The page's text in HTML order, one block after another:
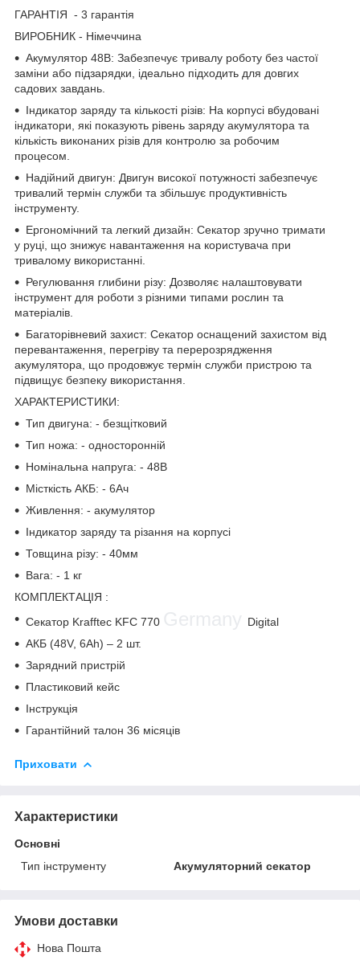
ГАРАНТІЯ - 3 гарантія
ВИРОБНИК - Німеччина
Акумулятор 48В: Забезпечує тривалу роботу без частої
заміни або підзарядки, ідеально підходить для довгих
садових завдань.
Індикатор заряду та кількості різів: На корпусі вбудовані
індикатори, які показують рівень заряду акумулятора та
кількість виконаних різів для контролю за робочим
процесом.
Надійний двигун: Двигун високої потужності забезпечує
тривалий термін служби та збільшує продуктивність
інструменту.
Ергономічний та легкий дизайн: Секатор зручно тримати
у руці, що знижує навантаження на користувача при
тривалому використанні.
Регулювання глибини різу: Дозволяє налаштовувати
інструмент для роботи з різними типами рослин та
матеріалів.
Багаторівневий захист: Секатор оснащений захистом від
перевантаження, перегріву та перерозрядження
акумулятора, що продовжує термін служби пристрою та
підвищує безпеку використання.
ХАРАКТЕРИСТИКИ:
Тип двигуна: - безщітковий
Тип ножа: - односторонній
Номінальна напруга: - 48В
Місткість АКБ: - 6Ач
Живлення: - акумулятор
Індикатор заряду та різання на корпусі
Товщина різу: - 40мм
Вага: - 1 кг
КОМПЛЕКТАЦІЯ :
Секатор Krafftec KFC 770
Digital
АКБ (48V, 6Ah) – 2 шт.
Зарядний пристрій
Пластиковий кейс
Інструкція
Гарантійний талон 36 місяців
Приховати
Характеристики
Основні
Тип інструменту
Акумуляторний секатор
Умови доставки
Нова Пошта